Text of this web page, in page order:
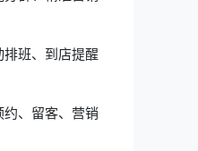
班、到店提醒
、留客、营销